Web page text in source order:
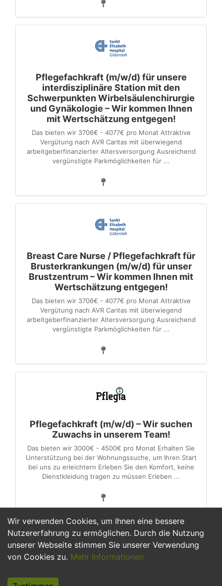
Wir verwenden Cookies, um Ihnen eine bessere
Nutzererfahrung zu ermöglichen. Durch die Nutzung
unserer Webseite stimmen Sie unserer Verwendung
von Cookies zu. Mehr Informationen
Pflegefachkraft (m/w/d) für unsere
interdisziplinäre Station mit den
Schwerpunkten Wirbelsäulenchirurgie
und Gynäkologie – Wir kommen Ihnen
mit Wertschätzung entgegen!
Das bieten wir 3706€ - 4077€ pro Monat Attraktive
Vergütung nach AVR Caritas mit überwiegend
arbeitgeberfinanzierter Altersversorgung Ausreichend
vergünstigte Parkmöglichkeiten für ...
Breast Care Nurse / Pflegefachkraft für
Brusterkrankungen (m/w/d) für unser
Brustzentrum – Wir kommen Ihnen mit
Wertschätzung entgegen!
Das bieten wir 3706€ - 4077€ pro Monat Attraktive
Vergütung nach AVR Caritas mit überwiegend
arbeitgeberfinanzierter Altersversorgung Ausreichend
vergünstigte Parkmöglichkeiten für ...
Pflegefachkraft (m/w/d) – Wir suchen
Zuwachs in unserem Team!
Das bieten wir 3000€ - 4500€ pro Monat Erhalten Sie
Unterstützung bei der Wohnungssuche, um Ihren Start
bei uns zu erleichtern Erleben Sie den Komfort, keine
Dienstkleidung tragen zu müssen Erleben ...
1 2 3 4 5 6 >